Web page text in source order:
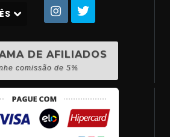
DE AFILIADOS
comissão de 5%